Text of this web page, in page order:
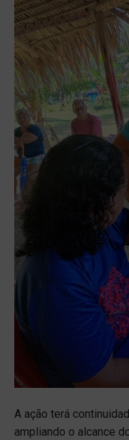
A ação terá
ampliando o alcance